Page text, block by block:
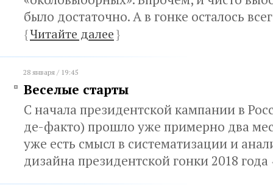
было достаточно. А в гонке осталось
{Читайте далее}
28 января / 19:45
Веселые старты
С начала президентской кампании в
де-факто) прошло уже примерно два
уже есть смысл в систематизации и
дизайна президентской гонки 2018 года